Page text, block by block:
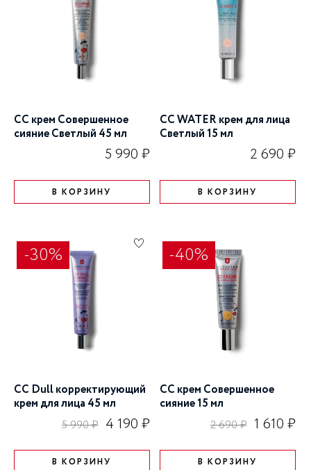
CC крем Совершенное
сияние Cветлый 45 мл
5 990 ₽
В КОРЗИНУ
CC WATER крем для лица
Cветлый 15 мл
2 690 ₽
В КОРЗИНУ
-30%
CC Dull корректирующий
крем для лица 45 мл
5 990 ₽ 4 190 ₽
В КОРЗИНУ
-40%
CC крем Совершенное
сияние 15 мл
2 690 ₽ 1 610 ₽
В КОРЗИНУ